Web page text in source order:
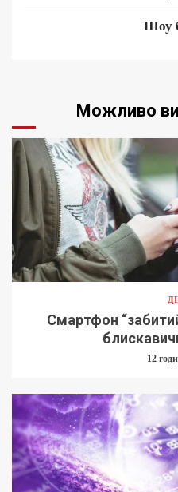
Шоу
Можливо
Смартфон
12